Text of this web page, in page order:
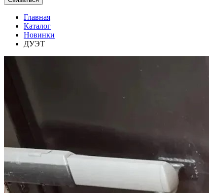
Главная
Каталог
Новинки
ДУЭТ